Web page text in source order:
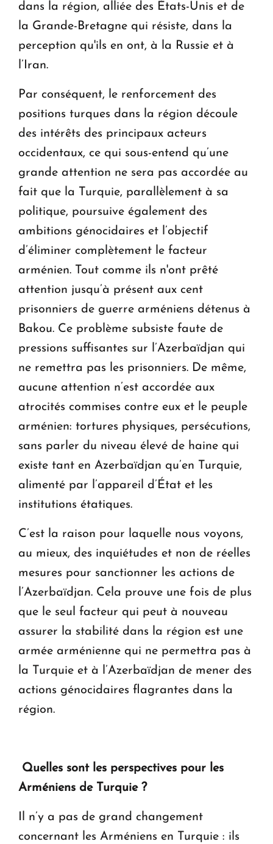
dans la région, alliée des États-Unis et de
la Grande-Bretagne qui résiste, dans la
perception qu'ils en ont, à la Russie et à
l’Iran.
Par conséquent, le renforcement des
positions turques dans la région découle
des intérêts des principaux acteurs
occidentaux, ce qui sous-entend qu’une
grande attention ne sera pas accordée au
fait que la Turquie, parallèlement à sa
politique, poursuive également des
ambitions génocidaires et l’objectif
d’éliminer complètement le facteur
arménien. Tout comme ils n'ont prêté
attention jusqu’à présent aux cent
prisonniers de guerre arméniens détenus à
Bakou. Ce problème subsiste faute de
pressions suffisantes sur l’Azerbaïdjan qui
ne remettra pas les prisonniers. De même,
aucune attention n’est accordée aux
atrocités commises contre eux et le peuple
arménien: tortures physiques, persécutions,
sans parler du niveau élevé de haine qui
existe tant en Azerbaïdjan qu’en Turquie,
alimenté par l’appareil d’État et les
institutions étatiques.
C’est la raison pour laquelle nous voyons,
au mieux, des inquiétudes et non de réelles
mesures pour sanctionner les actions de
l’Azerbaïdjan. Cela prouve une fois de plus
que le seul facteur qui peut à nouveau
assurer la stabilité dans la région est une
armée arménienne qui ne permettra pas à
la Turquie et à l’Azerbaïdjan de mener des
actions génocidaires flagrantes dans la
région.
Quelles sont les perspectives pour les
Arméniens de Turquie ?
Il n’y a pas de grand changement
concernant les Arméniens en Turquie : ils